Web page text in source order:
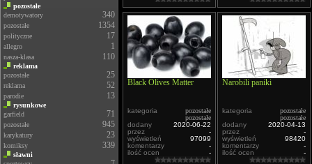
pozostałe
demotywatory
340
pozostałe 1354
polityczne 17
allegro 1
nasza-klasa 110
reklama
pozostałe
25
reklama 52
parodie 13
rysunkowe
garfield
71
pozostałe 945
karykatury 23
komiksy 339
sławni
Black Olives Matter
kategoria
pozostałe
pozostałe
dodany
2020-06-22
przez
-
wyświetleń
97099
komentarzy
-
ilość ocen
-
Narobili paniki
kategoria
pozostałe
pozostałe
dodany
2020-04-13
przez
-
wyświetleń
98420
komentarzy
-
ilość ocen
-